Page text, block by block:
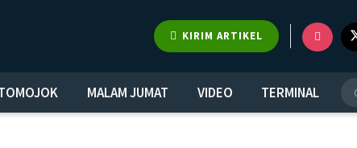
KIRIM ARTIKEL
MALAM JUMAT VIDEO TERMINAL